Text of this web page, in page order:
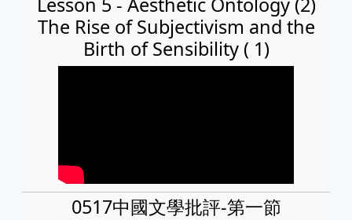
The Rise of Subjectivism and the
Birth of Sensibility ( 1)
0517中國文學批評-第一節